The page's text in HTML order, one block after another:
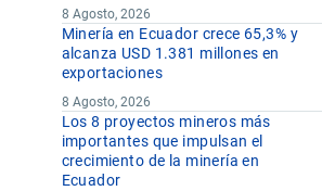
8 Agosto, 2026
Minería en Ecuador crece 65,3% y
alcanza USD 1.381 millones en
exportaciones
8 Agosto, 2026
Los 8 proyectos mineros más
importantes que impulsan el
crecimiento de la minería en
Ecuador